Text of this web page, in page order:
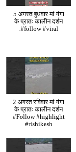
5 अगस्त बुधवार मां गंगा
के प्रातः कालीन दर्शन
.#follow #viral
2 अगस्त रविवार मां गंगा
के प्रातः कालीन दर्शन
#Follow #highlight
#rishikesh